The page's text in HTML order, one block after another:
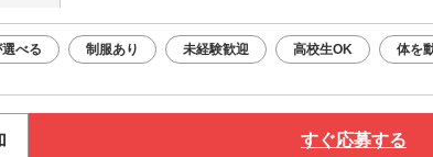
べる 制服あり 未経験歓迎 高校生OK 体を
すぐ応募する